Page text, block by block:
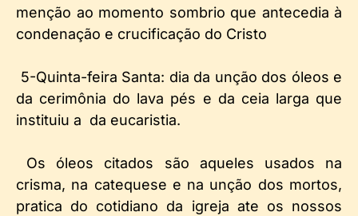
menção ao momento sombrio que antecedia à
condenação e crucificação do Cristo
5-Quinta-feira Santa: dia da unção dos óleos e
da cerimônia do lava pés e da ceia larga que
instituiu a da eucaristia.
Os óleos citados são aqueles usados na
crisma, na catequese e na unção dos mortos,
pratica do cotidiano da igreja ate os nossos